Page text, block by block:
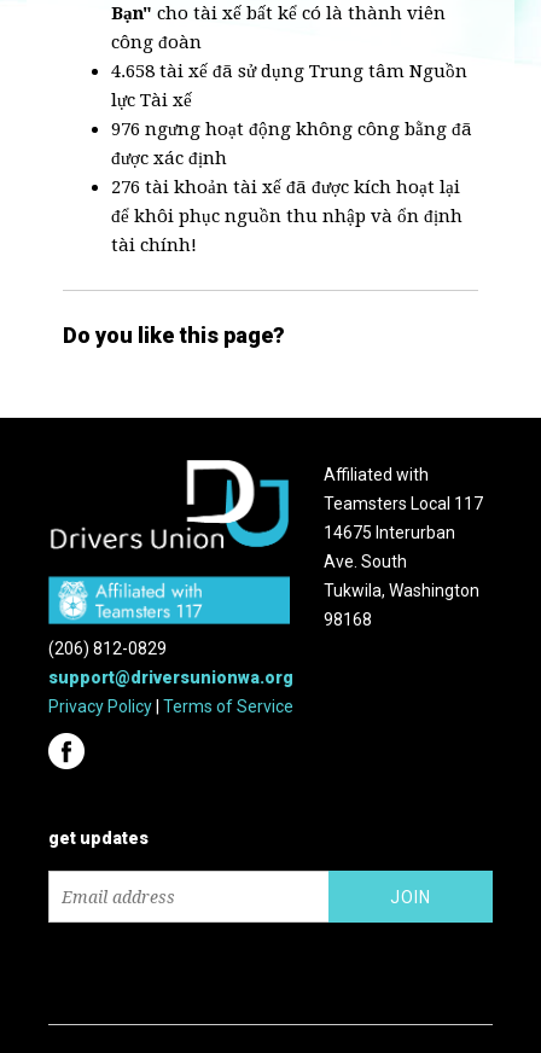
Bạn" cho tài xế bất kể có là thành viên
công đoàn
4.658 tài xế đã sử dụng Trung tâm Nguồn
lực Tài xế
976 ngưng hoạt động không công bằng đã
được xác định
276 tài khoản tài xế đã được kích hoạt lại
để khôi phục nguồn thu nhập và ổn định
tài chính!
Do you like this page?
Affiliated with
Teamsters Local 117
14675 Interurban
Ave. South
Tukwila, Washington
98168
(206) 812-0829
support@driversunionwa.org
Privacy Policy |Terms of Service
get updates